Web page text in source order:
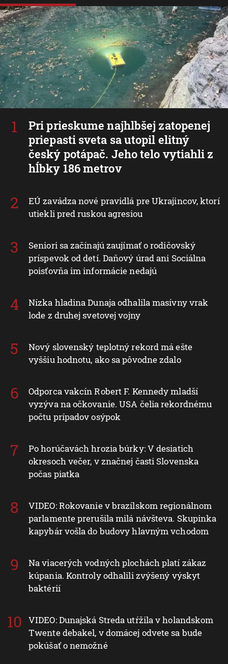
Pri prieskume najhlbšej zatopenej
priepasti sveta sa utopil elitný
český potápač. Jeho telo vytiahli z
hĺbky 186 metrov
EÚ zavádza nové pravidlá pre Ukrajincov, ktorí
utiekli pred ruskou agresiou
Seniori sa začínajú zaujímať o rodičovský
príspevok od detí. Daňový úrad ani Sociálna
poisťovňa im informácie nedajú
Nízka hladina Dunaja odhalila masívny vrak
lode z druhej svetovej vojny
Nový slovenský teplotný rekord má ešte
vyššiu hodnotu, ako sa pôvodne zdalo
Odporca vakcín Robert F. Kennedy mladší
vyzýva na očkovanie. USA čelia rekordnému
počtu prípadov osýpok
Po horúčavách hrozia búrky: V desiatich
okresoch večer, v značnej časti Slovenska
počas piatka
VIDEO: Rokovanie v brazílskom regionálnom
parlamente prerušila milá návšteva. Skupinka
kapybár vošla do budovy hlavným vchodom
Na viacerých vodných plochách platí zákaz
kúpania. Kontroly odhalili zvýšený výskyt
baktérií
VIDEO: Dunajská Streda utŕžila v holandskom
Twente debakel, v domácej odvete sa bude
pokúšať o nemožné